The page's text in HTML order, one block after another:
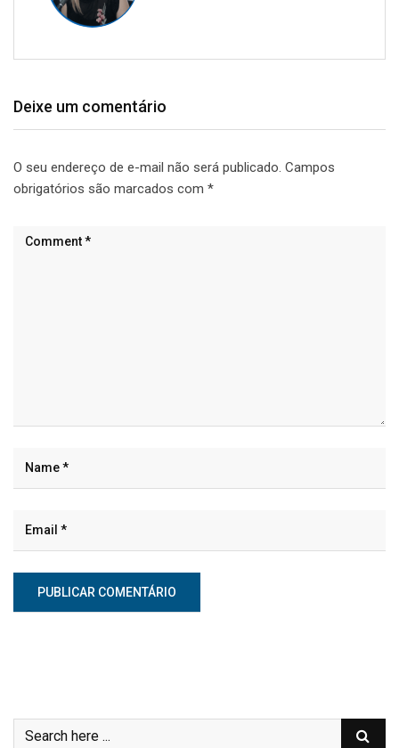
Deixe um comentário
O seu endereço de e-mail não será publicado. Campos
obrigatórios são marcados com *